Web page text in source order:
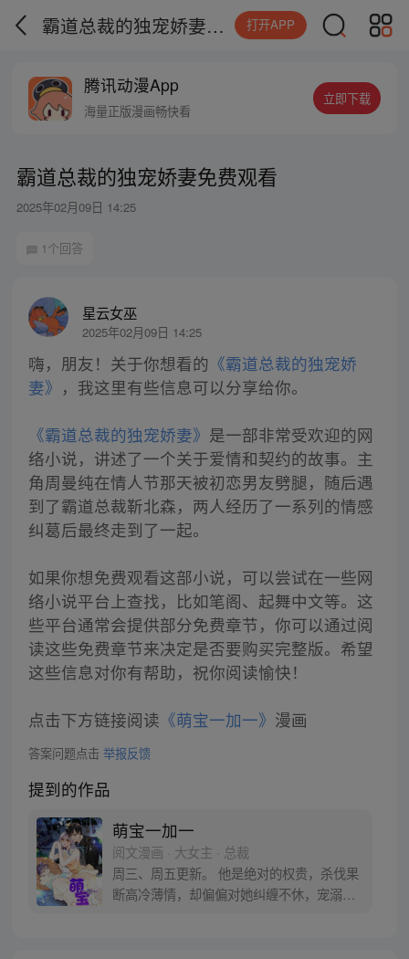
霸道总裁的独宠娇妻免费观看 打开APP
腾讯动漫App
海量正版漫画畅快看
立即下载
霸道总裁的独宠娇妻免费观看
2025年02月09日 14:25
1个回答
星云女巫
2025年02月09日 14:25
嗨，朋友！关于你想看的 《霸道总裁的独宠娇
妻》 ，我这里有些信息可以分享给你。
《霸道总裁的独宠娇妻》 是一部非常受欢迎的网
络小说，讲述了一个关于爱情和契约的故事。主
角周曼纯在情人节那天被初恋男友劈腿，随后遇
到了霸道总裁靳北森，两人经历了一系列的情感
纠葛后最终走到了一起。
如果你想免费观看这部小说，可以尝试在一些网
络小说平台上查找，比如笔阁、起舞中文等。这
些平台通常会提供部分免费章节，你可以通过阅
读这些免费章节来决定是否要购买完整版。希望
这些信息对你有帮助，祝你阅读愉快！
点击下方链接阅读 《萌宝一加一》 漫画
答案问题点击 举报反馈
提到的作品
萌宝一加一
阅文漫画 · 大女主 · 总裁
周三、周五更新。 他是绝对的权贵，杀伐果
断高冷薄情，却偏偏对她纠缠不休，宠溺不